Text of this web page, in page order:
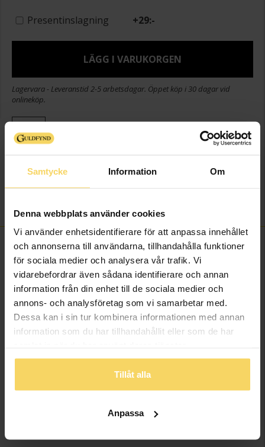
Samtycke Information Om
Denna webbplats använder cookies
Vi använder enhetsidentifierare för att anpassa innehållet
och annonserna till användarna, tillhandahålla funktioner
för sociala medier och analysera vår trafik. Vi
vidarebefordrar även sådana identifierare och annan
information från din enhet till de sociala medier och
annons- och analysföretag som vi samarbetar med.
Dessa kan i sin tur kombinera informationen med annan
information som du har tillhandahållit eller som de har
Tillåt alla
Anpassa
Presentinslagning +29:-
LÄGG I VARUKORGEN
Lagervara - Leveranstid 2-5 arbetsdagar. Öppet köp i 30 dagar vid
onlineköp.
Höjd ca (mm)
9,8
Varumärke
FINNS OCKSÅ SOM